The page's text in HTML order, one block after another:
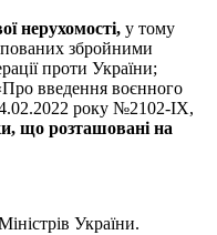
нерухомості, у тому
збройними
проти України;
введення воєнного
року №2102-ІХ,
що розташовані на
України.